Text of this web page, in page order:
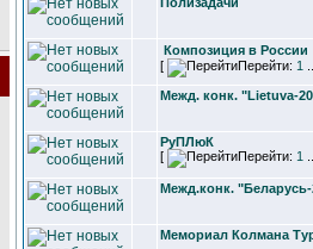
Композиция в России
[
Перейти: 1
Межд. конк. "Lietuva-
РуПЛюК
[
Перейти: 1
Межд.конк. "Беларусь-
Мемориал Колмана